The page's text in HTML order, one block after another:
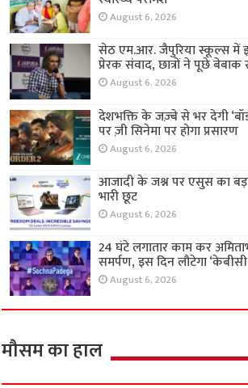
August 6, 2026
सेठ एम.आर. जैपुरिया स्कूल्स में
प्रेरक संवाद, छात्रों ने पूछे
August 6, 2026
देशभक्ति के जज़्बे से भर देगी
पर ज़ी सिनेमा पर होगा प्रसारण
August 6, 2026
आजादी के जश्न पर एसुस का
भारी छूट
August 6, 2026
24 घंटे लगातार काम कर
समर्पण, इस दिन लौटेगा ‘केबीसी
August 6, 2026
मौसम का हाल